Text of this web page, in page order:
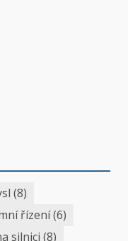
(8)
řízení(6)
silnici (8)